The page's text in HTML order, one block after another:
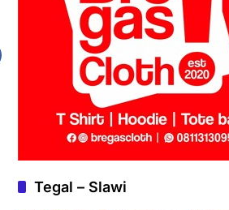
Tegal – Slawi